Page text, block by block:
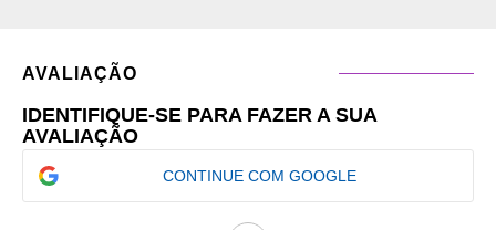
AVALIAÇÃO
IDENTIFIQUE-SE PARA FAZER A SUA
AVALIAÇÃO
CONTINUE COM GOOGLE